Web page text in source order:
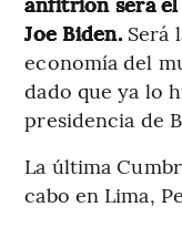
Joe Biden. Será
economía del
dado que ya lo
presidencia de
La última
cabo en Lima,